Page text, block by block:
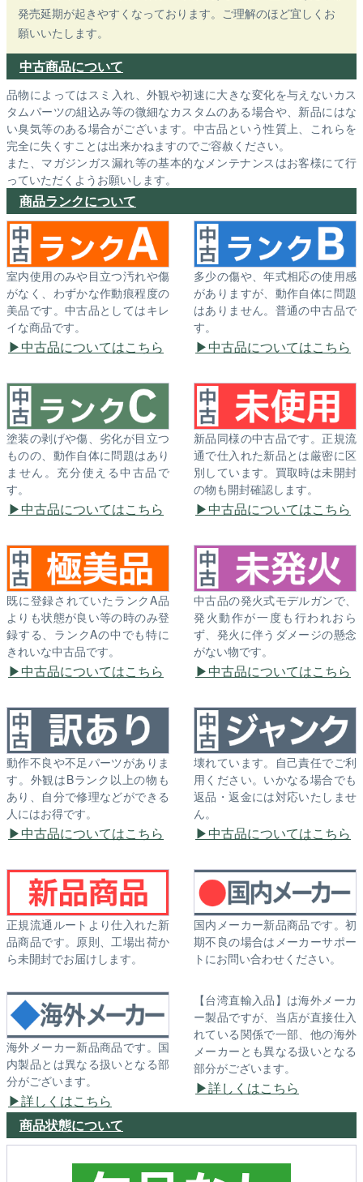
発売延期が起きやすくなっております。ご理解のほど宜しくお
願いいたします。
中古商品について
品物によってはスミ入れ、外観や初速に大きな変化を与えないカス
タムパーツの組込み等の微細なカスタムのある場合や、新品にはな
い臭気等のある場合がございます。中古品という性質上、これらを
完全に失くすことは出来かねますのでご容赦ください。
また、マガジンガス漏れ等の基本的なメンテナンスはお客様にて行
っていただくようお願いします。
商品ランクについて
室内使用のみや目立つ汚れや傷
がなく、わずかな作動痕程度の
美品です。中古品としてはキレ
イな商品です。
中古品についてはこちら
多少の傷や、年式相応の使用感
がありますが、動作自体に問題
はありません。普通の中古品で
す。
中古品についてはこちら
塗装の剥げや傷、劣化が目立つ
ものの、動作自体に問題はあり
ません。充分使える中古品で
す。
中古品についてはこちら
新品同様の中古品です。正規流
通で仕入れた新品とは厳密に区
別しています。買取時は未開封
の物も開封確認します。
中古品についてはこちら
既に登録されていたランクA品
よりも状態が良い等の時のみ登
録する、ランクAの中でも特に
きれいな中古品です。
中古品についてはこちら
中古品の発火式モデルガンで、
発火動作が一度も行われおら
ず、発火に伴うダメージの懸念
がない物です。
中古品についてはこちら
動作不良や不足パーツがありま
す。外観はBランク以上の物も
あり、自分で修理などができる
人にはお得です。
中古品についてはこちら
壊れています。自己責任でご利
用ください。いかなる場合でも
返品・返金には対応いたしませ
ん。
中古品についてはこちら
正規流通ルートより仕入れた新
品商品です。原則、工場出荷か
ら未開封でお届けします。
国内メーカー新品商品です。初
期不良の場合はメーカーサポー
トにお問い合わせください。
海外メーカー新品商品です。国
内製品とは異なる扱いとなる部
分がございます。
詳しくはこちら
【台湾直輸入品】は海外メーカ
ー製品ですが、当店が直接仕入
れている関係で一部、他の海外
メーカーとも異なる扱いとなる
部分がございます。
詳しくはこちら
商品状態について